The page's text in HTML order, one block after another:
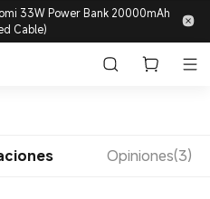
33W Power Bank 20000mAh
Cable)
Opiniones(3)